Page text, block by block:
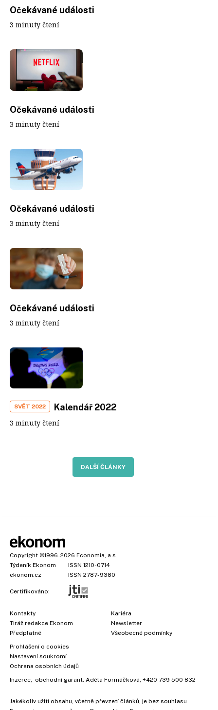
Očekávané události
3 minuty čtení
Očekávané události
3 minuty čtení
Očekávané události
3 minuty čtení
Očekávané události
3 minuty čtení
SVĚT 2022 Kalendář 2022
3 minuty čtení
DALŠÍ ČLÁNKY
Copyright ©1996-2026 Economia, a.s.
Týdeník Ekonom
ISSN 1210-0714
ekonom.cz
ISSN 2787-9380
Certifikováno:
Kontakty
Tiráž redakce Ekonom
Předplatné
Kariéra
Newsletter
Všeobecné podmínky
Prohlášení o cookies
Nastavení soukromí
Ochrana osobních údajů
Inzerce, obchodní garant: Adéla Formáčková, +420 739 500 832
Jakékoliv užití obsahu, včetně převzetí článků, je bez souhlasu